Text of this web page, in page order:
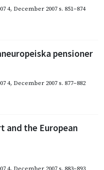
4, December 2007s. 851–874
pensioner
4, December 2007s. 877–882
and the European
4, December 2007s. 883–893